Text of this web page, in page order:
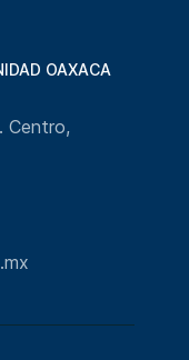
OAXACA
Centro,